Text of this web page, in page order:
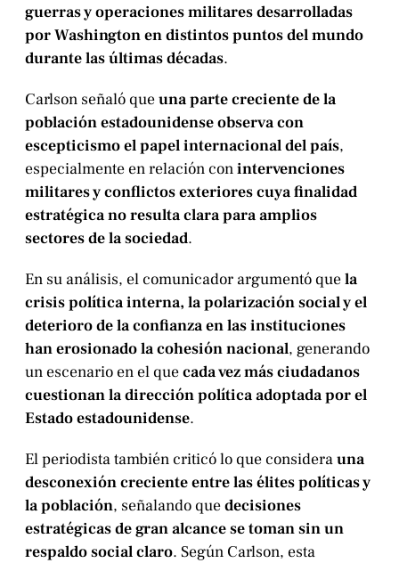
guerras y operaciones militares desarrolladas
por Washington en distintos puntos del mundo
durante las últimas décadas.
Carlson señaló queuna parte creciente de la
población estadounidense observa con
escepticismo el papel internacional del país,
especialmente en relación conintervenciones
militares y conflictos exteriores cuya finalidad
estratégica no resulta clara para amplios
sectores de la sociedad.
En su análisis, el comunicador argumentó quela
crisis política interna, la polarización social y el
deterioro de la confianza en las instituciones
han erosionado la cohesión nacional, generando
un escenario en el quecada vez más ciudadanos
cuestionan la dirección política adoptada por el
Estado estadounidense.
El periodista también criticó lo que considerauna
desconexión creciente entre las élites políticas y
la población, señalando quedecisiones
estratégicas de gran alcance se toman sin un
respaldo social claro. Según Carlson, esta